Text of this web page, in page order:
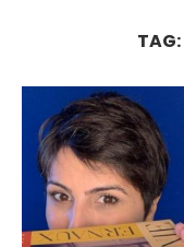
TAG: